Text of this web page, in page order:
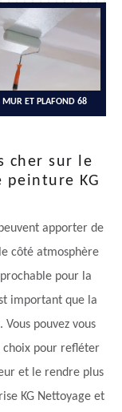
MUR ET PLAFOND 68
cher sur le
peinture KG
apporter de
côté atmosphère
pour la
important que la
pouvez vous
choix pour refléter
et le rendre plus
KG Nettoyage et